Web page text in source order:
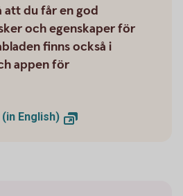
att du får en god
och egenskaper för
finns också i
appen för
English)